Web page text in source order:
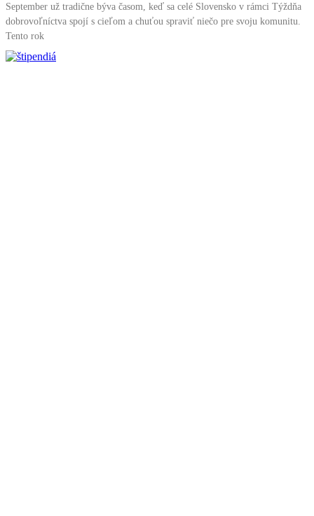
September už tradične býva časom, keď sa celé Slovensko v rámci Týždňa
dobrovoľníctva spojí s cieľom a chuťou spraviť niečo pre svoju komunitu.
Tento rok